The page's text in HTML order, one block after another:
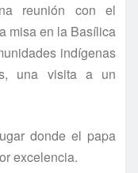
reunión con el
misa en la Basí­lica
indí­genas
una visita a un
donde el papa
excelencia.